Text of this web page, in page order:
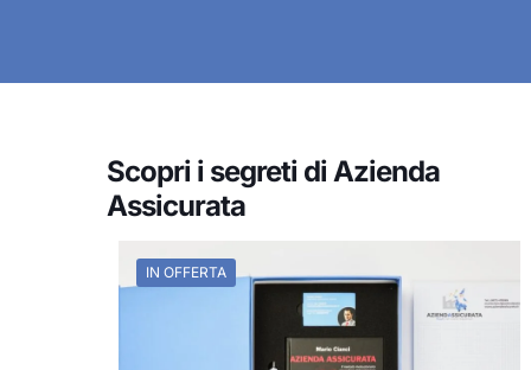
Scopri i segreti di Azienda
Assicurata
IN OFFERTA